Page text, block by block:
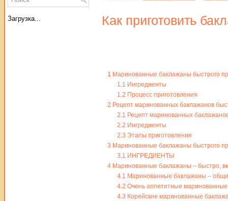
Как приготовить
1 Маринованные баклажаны быстрого
1.1 Ингредиенты
1.2 Процесс приготовления
2 Рецепт маринованных баклажанов
2.1 Рецепт маринованных
2.2 Ингредиенты
2.3 Этапы приготовления
3 Маринованные баклажаны быстрого
3.1 ИНГРЕДИЕНТЫ
4 Маринованные баклажаны – быстро,
4.1 Маринованные баклажаны –
4.2 Очень аппетитные
4.3 Корейские маринованные
Загрузка...